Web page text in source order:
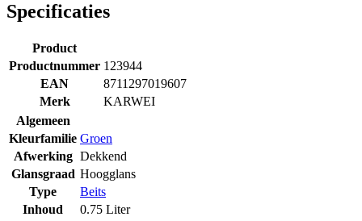
Specificaties
Product
Productnummer 123944
EAN
8711297019607
Merk
KARWEI
Algemeen
Kleurfamilie Groen
Afwerking Dekkend
Glansgraad Hoogglans
Type
Beits
Inhoud
0.75 Liter